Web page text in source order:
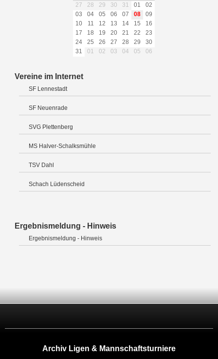
27
28 29 30 31 01
02
03
04 05 06 07 08
09
10
11 12 13 14 15
16
17
18 19 20 21 22
23
24
25 26 27 28 29
30
31
01 02 03 04 05 06
Vereine im Internet
SF Lennestadt
SF Neuenrade
SVG Plettenberg
MS Halver-Schalksmühle
TSV Dahl
Schach Lüdenscheid
Ergebnismeldung - Hinweis
Ergebnismeldung - Hinweis
Archiv Ligen & Mannschaftsturniere